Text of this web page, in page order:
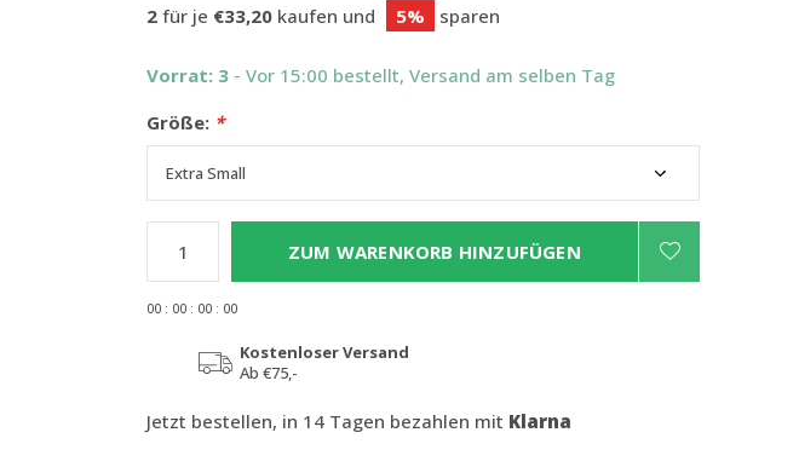
2 für je €33,20 kaufen und 5% sparen
Vorrat: 3 - Vor 15:00 bestellt, Versand am selben Tag
Größe: *
ZUM WARENKORB HINZUFÜGEN
00 : 00 : 00 : 00
Kostenloser Versand
Ab €75,-
Jetzt bestellen, in 14 Tagen bezahlen mit Klarna